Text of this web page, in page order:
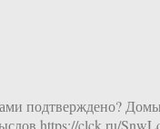
подтверждено?
https://clck.ru/